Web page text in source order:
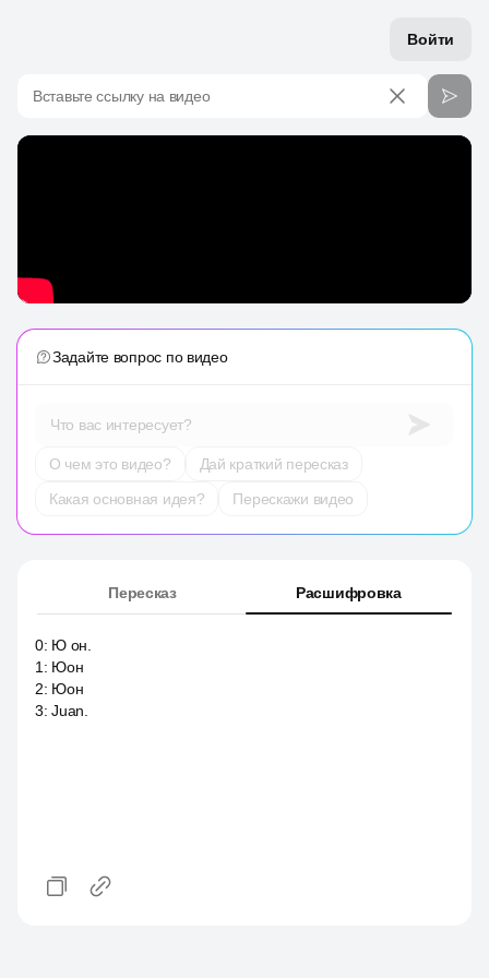
Войти
Вставьте ссылку на видео
Задайте вопрос по видео
Что вас интересует?
О чем это видео?
Дай краткий пересказ
Какая основная идея?
Перескажи видео
Пересказ Расшифровка
0: Ю он.
1 : Юон
2: Юон
3:Juan.